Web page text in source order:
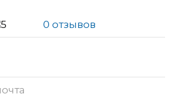
0 отзывов